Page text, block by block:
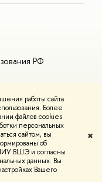
работы сайта
Более
файлов cookies
персональных
сайтом, вы
об
ВШЭ и согласны
данных. Вы
Вашего
✖
РФ
Условия
вШколе дизайна НИУ